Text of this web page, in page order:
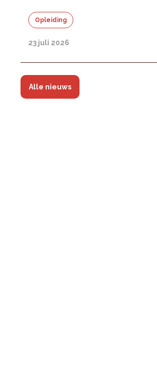
Opleiding
23 juli 2026
Alle nieuws